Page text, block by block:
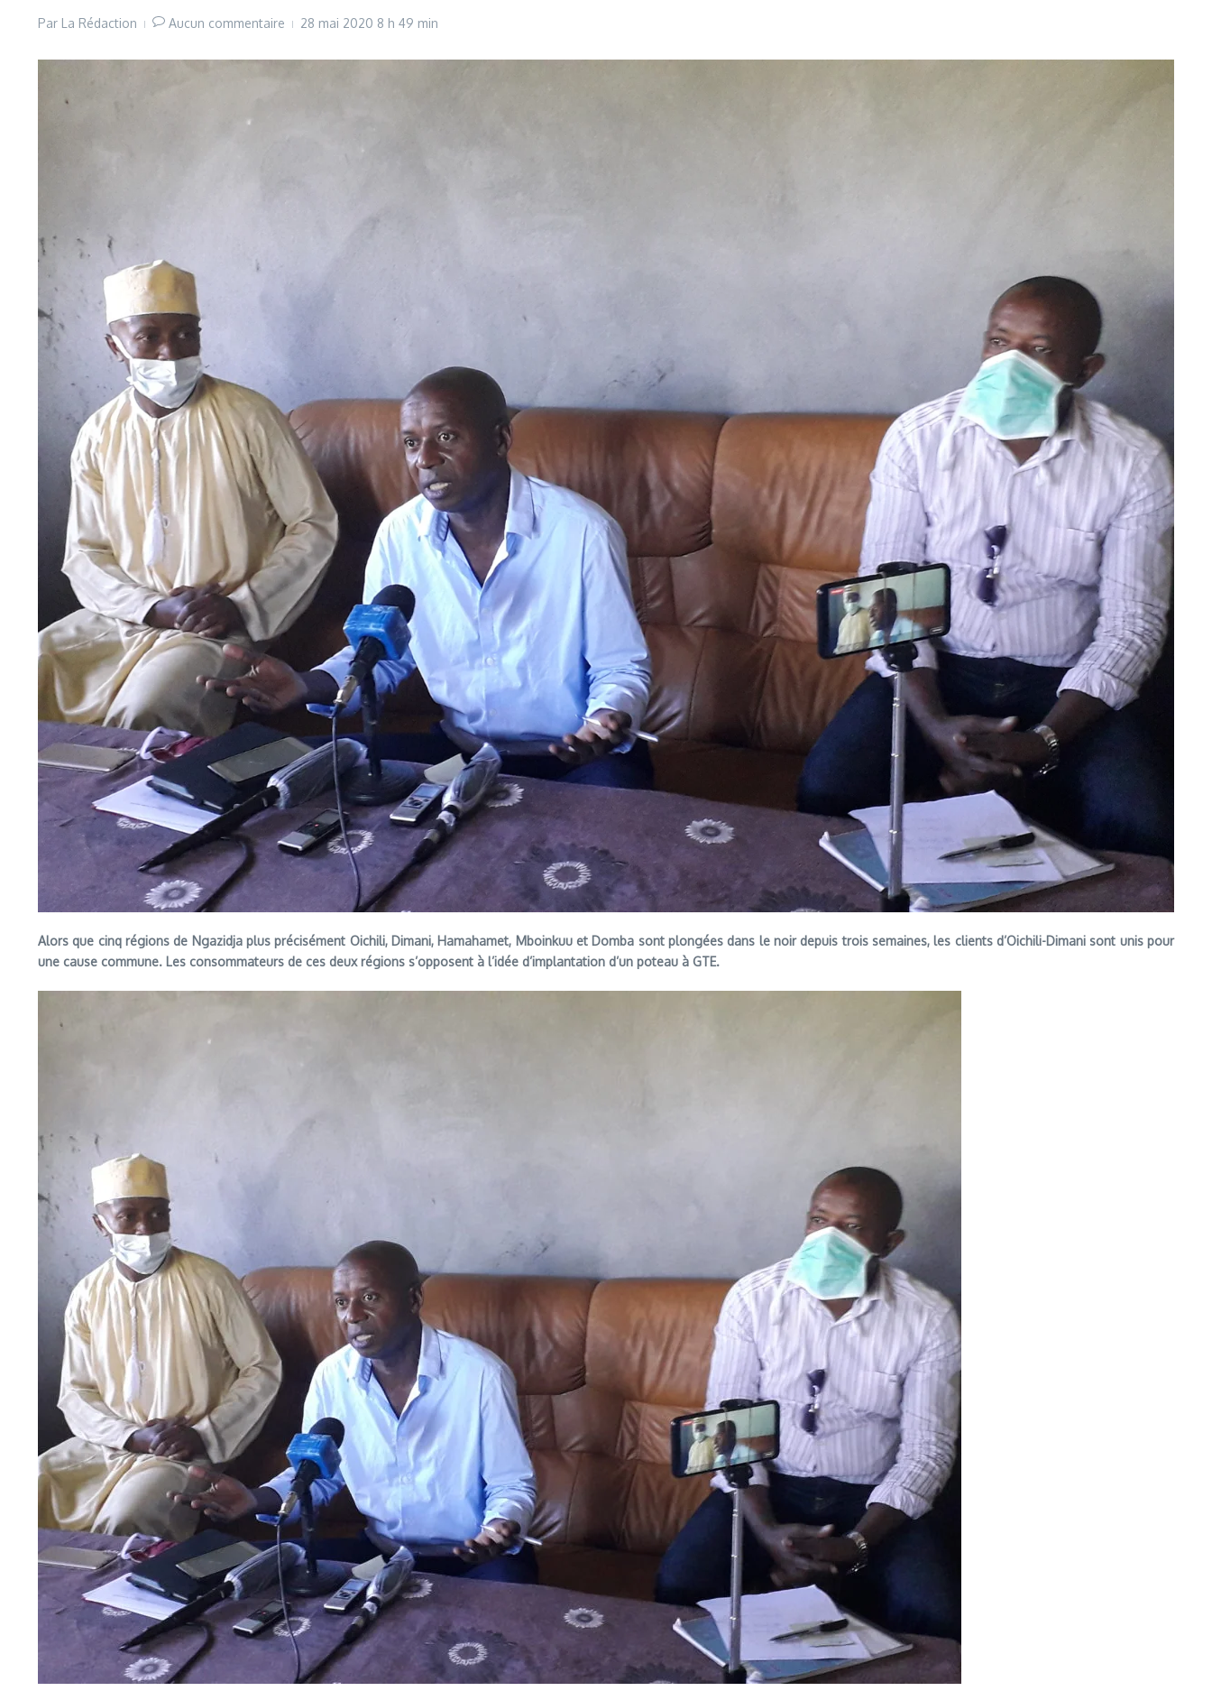
Par La Rédaction Aucun commentaire 28 mai 2020 8 h 49 min
Alors que cinq régions de Ngazidja plus précisément Oichili, Dimani, Hamahamet, Mboinkuu et Domba sont plongées dans le noir depuis trois semaines, les clients d’Oichili-Dimani sont unis pour
une cause commune. Les consommateurs de ces deux régions s’opposent à l’idée d’implantation d’un poteau à GTE.